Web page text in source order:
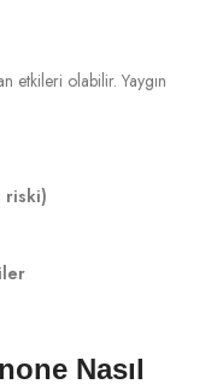
etkileri olabilir. Yaygın
riski)
Nasıl